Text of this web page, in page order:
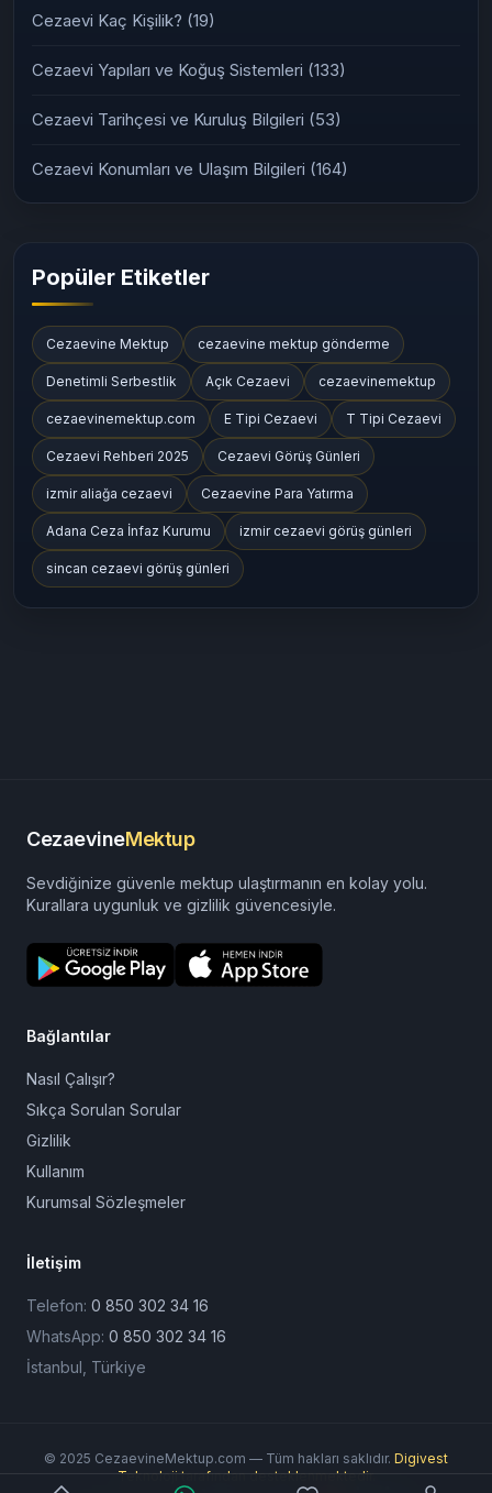
Cezaevi Kaç Kişilik? (19)
Cezaevi Yapıları ve Koğuş Sistemleri (133)
Cezaevi Tarihçesi ve Kuruluş Bilgileri (53)
Cezaevi Konumları ve Ulaşım Bilgileri (164)
Popüler Etiketler
Cezaevine Mektup cezaevine mektup gönderme
Denetimli Serbestlik Açık Cezaevi cezaevinemektup
cezaevinemektup.com E Tipi Cezaevi T Tipi Cezaevi
Cezaevi Rehberi 2025 Cezaevi Görüş Günleri
izmir aliağa cezaevi Cezaevine Para Yatırma
Adana Ceza İnfaz Kurumu izmir cezaevi görüş günleri
sincan cezaevi görüş günleri
CezaevineMektup
Sevdiğinize güvenle mektup ulaştırmanın en kolay yolu.
Kurallara uygunluk ve gizlilik güvencesiyle.
Bağlantılar
Nasıl Çalışır?
Sıkça Sorulan Sorular
Gizlilik
Kullanım
Kurumsal Sözleşmeler
İletişim
Telefon: 0 850 302 34 16
WhatsApp: 0 850 302 34 16
İstanbul, Türkiye
© 2025 CezaevineMektup.com — Tüm hakları saklıdır. Digivest
Teknoloji tarafından desteklenmektedir.